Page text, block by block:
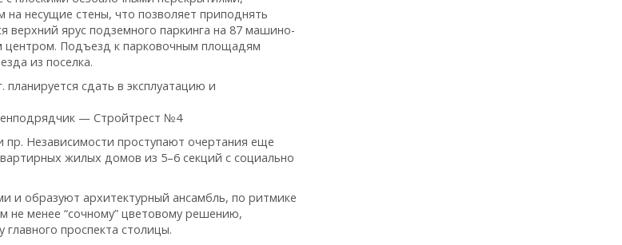
несущие стены, что позволяет приподнять
верхний ярус подземного паркинга на 87 машино-
центром. Подъезд к парковочным площадям
из поселка.
планируется сдать в эксплуатацию и
— Стройтрест №4
пр. Независимости проступают очертания еще
жилых домов из 5–6 секций с социально
и образуют архитектурный ансамбль, по ритмике
не менее “сочному” цветовому решению,
проспекта столицы.